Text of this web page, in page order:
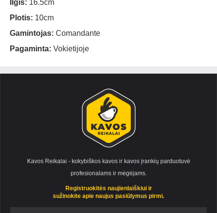
Ilgis: 16.5cm
Plotis: 10cm
Gamintojas: Comandante
Pagaminta: Vokietijoje
Kavos Reikalai - kokybiškos kavos ir kavos įrankių parduotuvė
profesionalams ir mėgėjams.
Registruokitės naujienlaiškiui ir
sužinokite apie naujus pasiūlymus pirmi.